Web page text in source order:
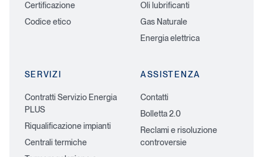
Certificazione
Codice etico
Oli lubrificanti
Gas Naturale
Energia elettrica
SERVIZI
Contratti Servizio Energia
PLUS
Riqualificazione impianti
Centrali termiche
ASSISTENZA
Contatti
Bolletta 2.0
Reclami e risoluzione
controversie